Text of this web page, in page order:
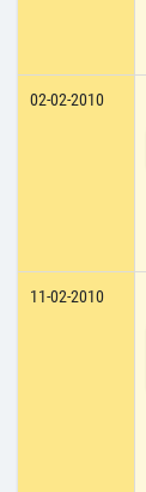
02-02-2010
11-02-2010